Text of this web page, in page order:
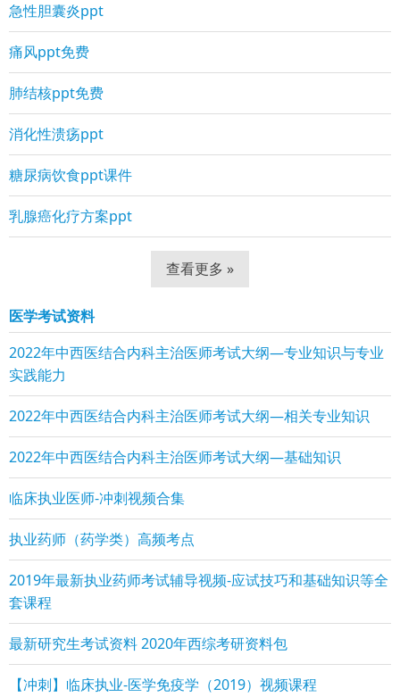
急性胆囊炎ppt
痛风ppt免费
肺结核ppt免费
消化性溃疡ppt
糖尿病饮食ppt课件
乳腺癌化疗方案ppt
查看更多 »
医学考试资料
2022年中西医结合内科主治医师考试大纲—专业知识与专业
实践能力
2022年中西医结合内科主治医师考试大纲—相关专业知识
2022年中西医结合内科主治医师考试大纲—基础知识
临床执业医师-冲刺视频合集
执业药师（药学类）高频考点
2019年最新执业药师考试辅导视频-应试技巧和基础知识等全
套课程
最新研究生考试资料 2020年西综考研资料包
【冲刺】临床执业-医学免疫学（2019）视频课程